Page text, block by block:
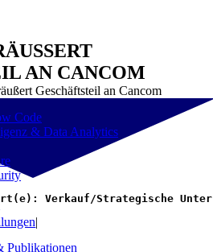
Code
& Data Analytics
Publikationen
G
AN CANCOM
Geschäftsteil an Cancom
Verkauf/Strategische
|